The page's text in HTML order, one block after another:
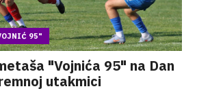
95"
"Vojnića 95" na Dan
utakmici